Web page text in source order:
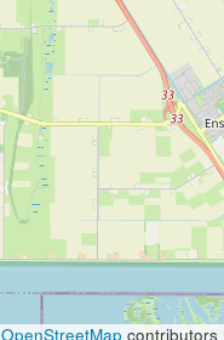
OpenStreetMap contributors